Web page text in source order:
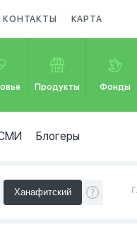
КОНТАКТЫ КАРТА
Продукты Фонды
Блогеры